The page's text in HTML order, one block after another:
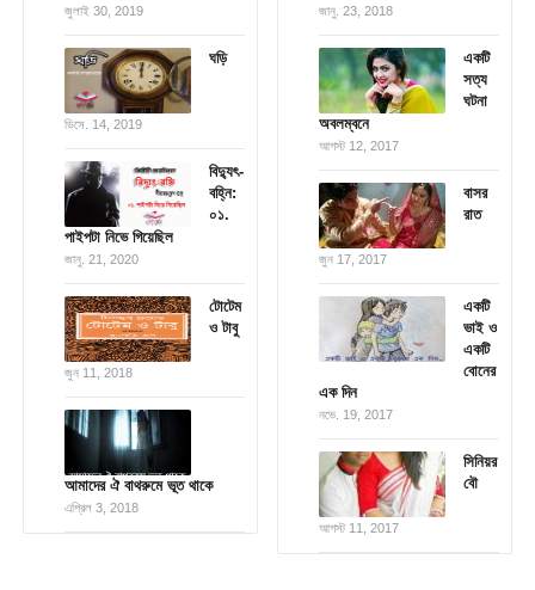
জুলাই 30, 2019
ঘড়ি
ডিসে. 14, 2019
বিদ্যুৎ-
বহ্নি:
০১.
পাইপটা নিভে গিয়েছিল
জানু. 21, 2020
টোটেম
ও টাবু
জুন 11, 2018
আমাদের ঐ বাথরুমে ভূত থাকে
এপ্রিল 3, 2018
জানু. 23, 2018
একটি
সত্য
ঘটনা
অবলম্বনে
আগস্ট 12, 2017
বাসর
রাত
জুন 17, 2017
একটি
ভাই ও
একটি
বোনের
এক দিন
নভে. 19, 2017
সিনিয়র
বৌ
আগস্ট 11, 2017